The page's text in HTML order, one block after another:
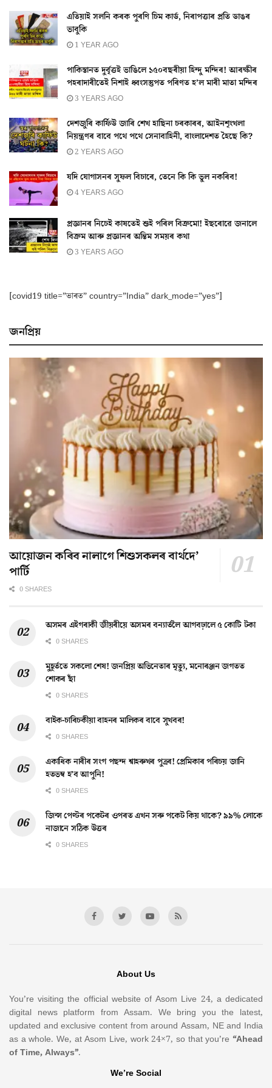
এতিয়াই সলনি কৰক পুৰণি চিম কাৰ্ড, নিৰাপত্তাৰ প্ৰতি ডাঙৰ
ভাবুকি
1 YEAR AGO
পাকিস্তানত দুৰ্বৃত্তই ভাঙিলে ১৫০বছৰীয়া হিন্দু মন্দিৰ! আৰক্ষীৰ
পহৰাদাৰীতেই নিশাই ধ্বংসস্তুপত পৰিণত হ’ল মাৰী মাতা মন্দিৰ
3 YEARS AGO
দেশজুৰি কাৰ্ফিউ জাৰি শেখ হাছিনা চৰকাৰৰ, আইনশৃংখলা
নিয়ন্ত্ৰণৰ বাবে পথে পথে সেনাবাহিনী, বাংলাদেশত হৈছে কি?
2 YEARS AGO
যদি যোগাসনৰ সুফল বিচাৰে, তেনে কি কি ভুল নকৰিব!
4 YEARS AGO
প্ৰজ্ঞানৰ নিচেই কাষতেই শুই পৰিল বিক্ৰমো! ইছৰোৱে জনালে
বিক্ৰম আৰু প্ৰজ্ঞানৰ অন্তিম সময়ৰ কথা
3 YEARS AGO
[covid19 title=”ভাৰত” country=”India” dark_mode=”yes”]
জনপ্ৰিয়
আয়োজন কৰিব নালাগে শিশুসকলৰ বাৰ্থদে’
পাৰ্টি
0 SHARES
অসমৰ এইগৰাকী জীয়ৰীয়ে অসমৰ বন্যাৰ্তলৈ আগবঢ়ালে ৫ কোটি টকা
0 SHARES
মুহূৰ্ততে সকলো শেষ! জনপ্ৰিয় অভিনেতাৰ মৃত্যু, মনোৰঞ্জন জগতত
শোকৰ ছাঁ
0 SHARES
বাইক-চাৰিচকীয়া বাহনৰ মালিকৰ বাবে সুখবৰ!
0 SHARES
একাধিক নাৰীৰ সংগ পছন্দ শ্বাহৰুখৰ পুত্ৰৰ! প্ৰেমিকাৰ পৰিচয় জানি
হতভম্ব হ’ব আপুনি!
0 SHARES
জিন্স পেণ্টৰ পকেটৰ ওপৰত এখন সৰু পকেট কিয় থাকে? ৯৯% লোকে
নাজানে সঠিক উত্তৰ
0 SHARES
About Us
You’re visiting the official website of Asom Live 24, a dedicated
digital news platform from Assam. We bring you the latest,
updated and exclusive content from around Assam, NE and India
as a whole. We, at Asom Live, work 24×7, so that you’re “Ahead
of Time, Always”.
We’re Social